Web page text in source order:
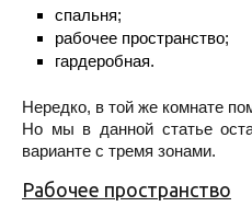
спальня;
рабочее пространство;
гардеробная.
Нередко, в той же комнате
Но мы в данной статье
варианте с тремя зонами.
Рабочее пространство